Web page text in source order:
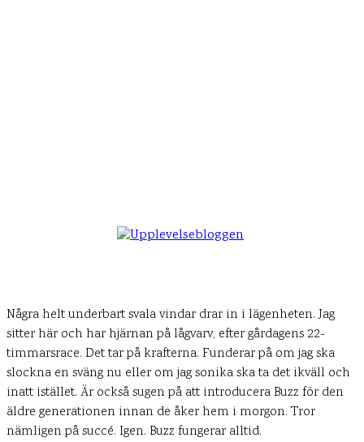
Några helt underbart svala vindar drar in i lägenheten. Jag
sitter här och har hjärnan på lågvarv, efter gårdagens 22-
timmarsrace. Det tar på krafterna. Funderar på om jag ska
slockna en sväng nu eller om jag sonika ska ta det ikväll och
inatt istället. Är också sugen på att introducera Buzz för den
äldre generationen innan de åker hem i morgon. Tror
nämligen på succé. Igen. Buzz fungerar alltid.